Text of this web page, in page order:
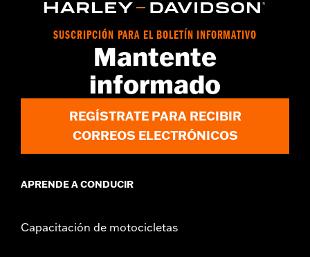
vinRequerido: false
d.com/warrantypara más información
SUSCRIPCIÓN PARA EL BOLETÍN INFORMATIVO
Mantente
informado
REGÍSTRATE PARA RECIBIR
CORREOS ELECTRÓNICOS
APRENDE A CONDUCIR
Capacitación de motocicletas